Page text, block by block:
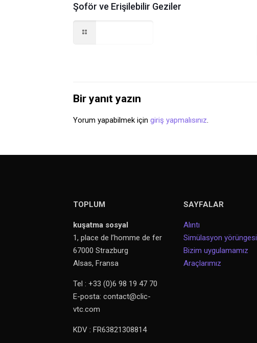
Şoför ve Erişilebilir Geziler
Bir yanıt yazın
Yorum yapabilmek içingiriş yapmalısınız
TOPLUM
kuşatma sosyal
1, place de l’homme de fer
67000 Strazburg
Alsas, Fransa
Tel : +33 (0)6 98 19 47 70
E-posta: contact@clic-
vtc.com
KDV : FR63821308814
SAYFALAR
Alıntı
Simülasyon yörüngesi
Bizim uygulamamız
Araçlarımız